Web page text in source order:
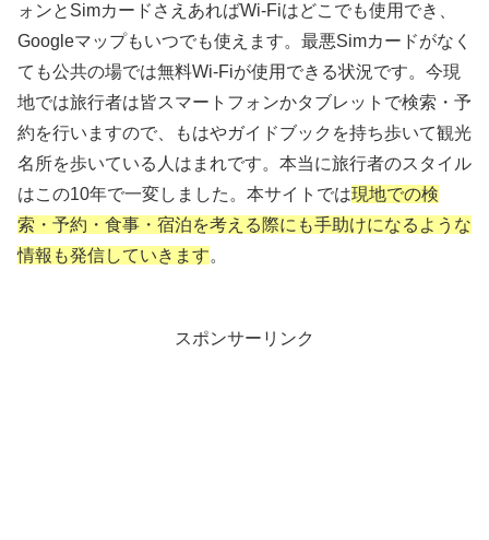
ォンとSimカードさえあればWi-Fiはどこでも使用でき、
Googleマップもいつでも使えます。最悪Simカードがなく
ても公共の場では無料Wi-Fiが使用できる状況です。今現
地では旅行者は皆スマートフォンかタブレットで検索・予
約を行いますので、もはやガイドブックを持ち歩いて観光
名所を歩いている人はまれです。本当に旅行者のスタイル
はこの10年で一変しました。本サイトでは現地での検
索・予約・食事・宿泊を考える際にも手助けになるような
情報も発信していきます。
スポンサーリンク